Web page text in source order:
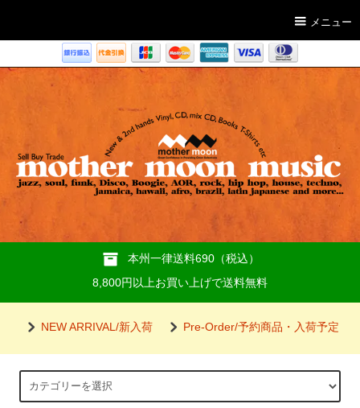
メニュー
本州一律送料690（税込）
8,800円以上お買い上げで送料無料
NEW ARRIVAL/新入荷 Pre-Order/予約商品・入荷予定